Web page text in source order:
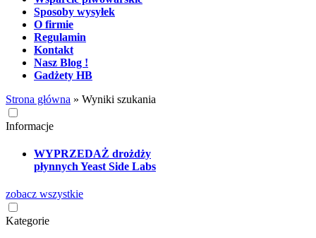
Sposoby wysyłek
O firmie
Regulamin
Kontakt
Nasz Blog !
Gadżety HB
Strona główna » Wyniki szukania
Informacje
WYPRZEDAŻ drożdży
płynnych Yeast Side Labs
zobacz wszystkie
Kategorie